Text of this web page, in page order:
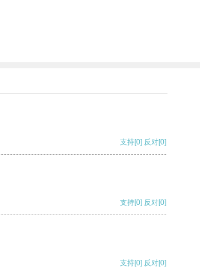
支持[0] 反对[0]
支持[0] 反对[0]
支持[0] 反对[0]